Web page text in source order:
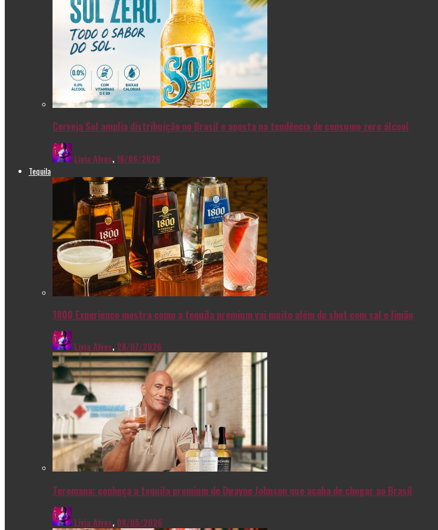
Cerveja Sol amplia distribuição no Brasil e aposta na tendência de consumo zero álcool
Livia Alves,16/06/2026
Tequila
1800 Experience mostra como a tequila premium vai muito além do shot com sal e limão
Livia Alves, 28/07/2026
Teremana: conheça a tequila premium de Dwayne Johnson que acaba de chegar ao Brasil
Livia Alves, 08/05/2026